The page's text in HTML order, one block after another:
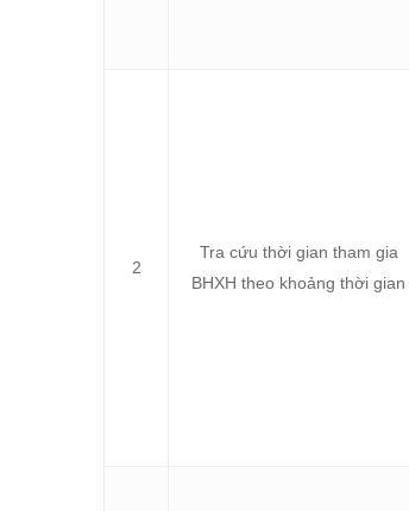
2
Tra cứu thời gian tham gia
BHXH theo khoảng thời gian